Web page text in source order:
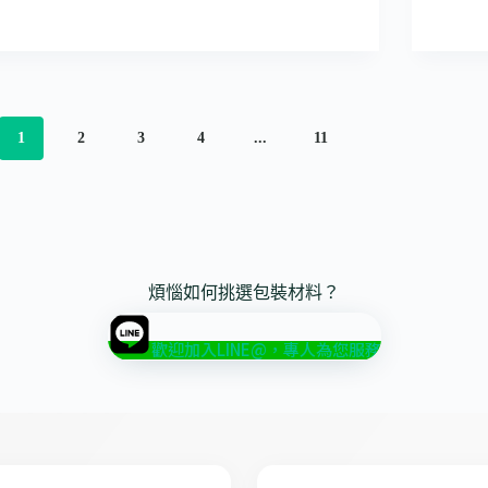
1 2 3 4 ... 11
煩惱如何挑選包裝材料？
歡迎加入LINE@，專人為您服務